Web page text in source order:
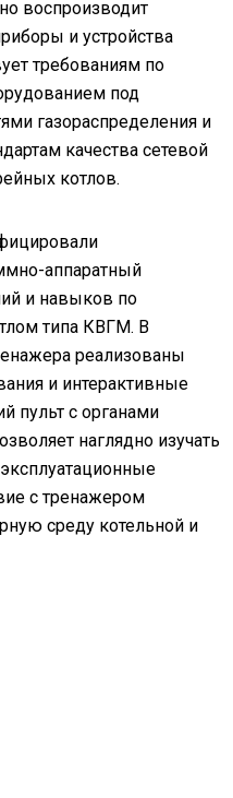
воспроизводит
и устройства
требованиям по
под
газораспределения и
качества сетевой
котлов.
аппаратный
и навыков по
типа КВГМ. В
реализованы
и интерактивные
пульт с органами
наглядно изучать
с тренажером
среду котельной и